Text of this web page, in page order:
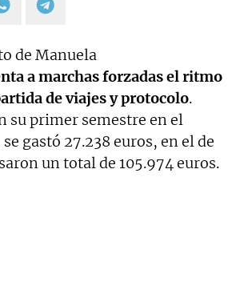
de Manuela
a marchas forzadas el ritmo
de viajes y protocolo.
su primer semestre en el
gastó 27.238 euros, en el de
un total de 105.974 euros.